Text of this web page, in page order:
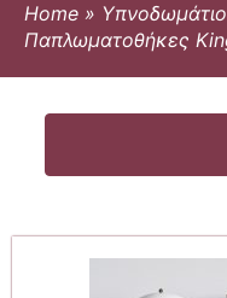
Home » Υπνοδωμάτιο
Παπλωματοθήκες